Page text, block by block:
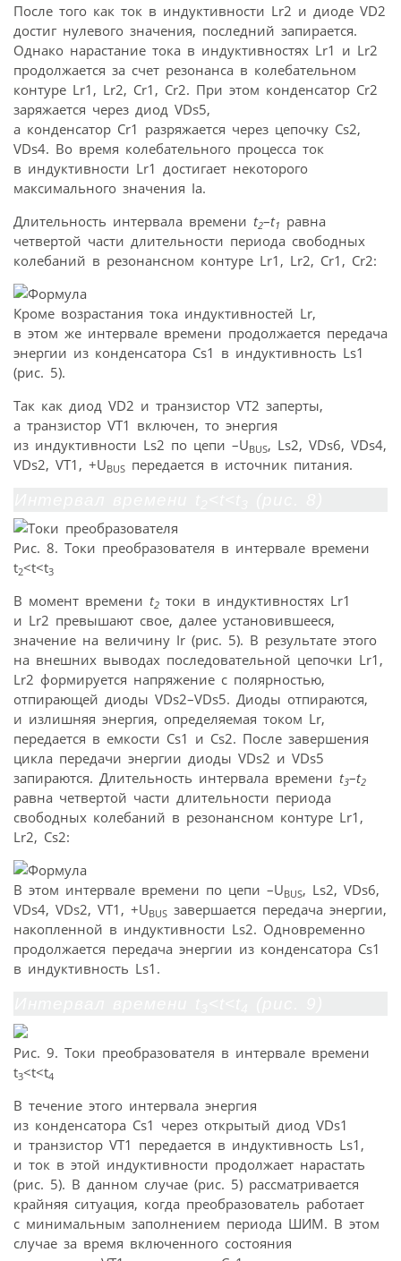
После того как ток в индуктивности Lr2 и диоде VD2
достиг нулевого значения, последний запирается.
Однако нарастание тока в индуктивностях Lr1 и Lr2
продолжается за счет резонанса в колебательном
контуре Lr1, Lr2, Cr1, Cr2. При этом конденсатор Cr2
заряжается через диод VDs5,
а конденсатор Cr1 разряжается через цепочку Cs2,
VDs4. Во время колебательного процесса ток
в индуктивности Lr1 достигает некоторого
максимального значения Ia.
Длительность интервала времени t2–t1 равна
четвертой части длительности периода свободных
колебаний в резонансном контуре Lr1, Lr2, Cr1, Cr2:
Кроме возрастания тока индуктивностей Lr,
в этом же интервале времени продолжается передача
энергии из конденсатора Cs1 в индуктивность Ls1
(рис. 5).
Так как диод VD2 и транзистор VT2 заперты,
а транзистор VT1 включен, то энергия
из индуктивности Ls2 по цепи –UBUS, Ls2, VDs6, VDs4,
VDs2, VT1, +UBUS передается в источник питания.
Рис. 8. Токи преобразователя в интервале времени
t2<t<t3
В момент времени t2 токи в индуктивностях Lr1
и Lr2 превышают свое, далее установившееся,
значение на величину Ir (рис. 5). В результате этого
на внешних выводах последовательной цепочки Lr1,
Lr2 формируется напряжение с полярностью,
отпирающей диоды VDs2–VDs5. Диоды отпираются,
и излишняя энергия, определяемая током Lr,
передается в емкости Cs1 и Cs2. После завершения
цикла передачи энергии диоды VDs2 и VDs5
запираются. Длительность интервала времени t3–t2
равна четвертой части длительности периода
свободных колебаний в резонансном контуре Lr1,
Lr2, Cs2:
В этом интервале времени по цепи –UBUS, Ls2, VDs6,
VDs4, VDs2, VT1, +UBUS завершается передача энергии,
накопленной в индуктивности Ls2. Одновременно
продолжается передача энергии из конденсатора Cs1
в индуктивность Ls1.
Рис. 9. Токи преобразователя в интервале времени
t3<t<t4
В течение этого интервала энергия
из конденсатора Cs1 через открытый диод VDs1
и транзистор VT1 передается в индуктивность Ls1,
и ток в этой индуктивности продолжает нарастать
(рис. 5). В данном случае (рис. 5) рассматривается
крайняя ситуация, когда преобразователь работает
с минимальным заполнением периода ШИМ. В этом
случае за время включенного состояния